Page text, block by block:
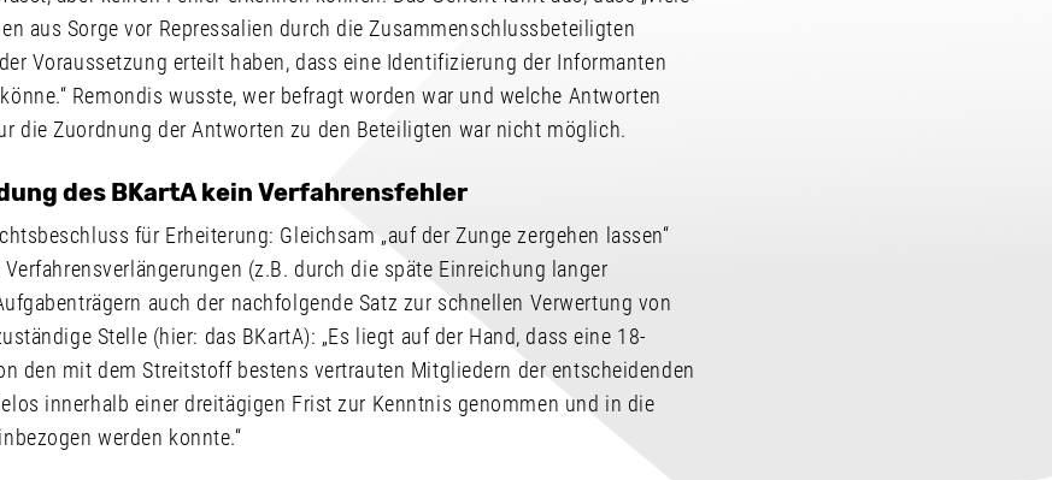
aus Sorge vor Repressalien durch die Zusammenschlussbeteiligten
Voraussetzung erteilt haben, dass eine Identifizierung der Informanten
Remondis wusste, wer befragt worden war und welche Antworten
die Zuordnung der Antworten zu den Beteiligten war nicht möglich.
des BKartA kein Verfahrensfehler
für Erheiterung: Gleichsam „auf der Zunge zergehen lassen“
(z.B. durch die späte Einreichung langer
auch der nachfolgende Satz zur schnellen Verwertung von
Stelle (hier: das BKartA): „Es liegt auf der Hand, dass eine 18-
den mit dem Streitstoff bestens vertrauten Mitgliedern der entscheidenden
innerhalb einer dreitägigen Frist zur Kenntnis genommen und in die
werden konnte.“